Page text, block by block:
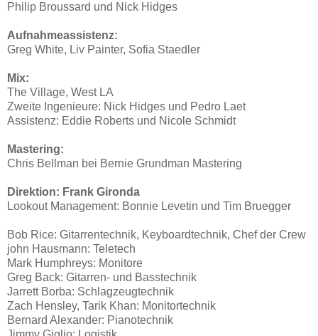
Philip Broussard und Nick Hidges
Aufnahmeassistenz:
Greg White, Liv Painter, Sofia Staedler
Mix:
The Village, West LA
Zweite Ingenieure: Nick Hidges und Pedro Laet
Assistenz: Eddie Roberts und Nicole Schmidt
Mastering:
Chris Bellman bei Bernie Grundman Mastering
Direktion: Frank Gironda
Lookout Management: Bonnie Levetin und Tim Bruegger
Bob Rice: Gitarrentechnik, Keyboardtechnik, Chef der Crew
john Hausmann: Teletech
Mark Humphreys: Monitore
Greg Back: Gitarren- und Basstechnik
Jarrett Borba: Schlagzeugtechnik
Zach Hensley, Tarik Khan: Monitortechnik
Bernard Alexander: Pianotechnik